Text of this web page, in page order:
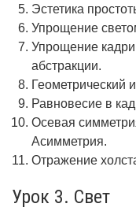
Эстетика
Упрощение
Упрощение
абстракции.
Геометрический
Равновесие в
Осевая
Асимметрия.
Отражение
Урок 3. Свет